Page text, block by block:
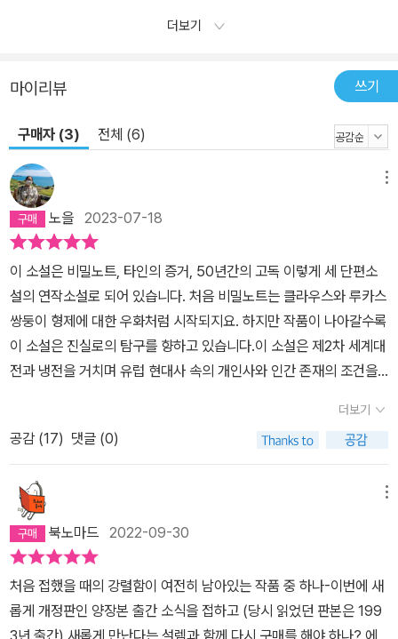
더보기
마이리뷰 쓰기
구매자 (3) 전체 (6)
노을 2023-07-18
이 소설은 비밀노트, 타인의 증거, 50년간의 고독 이렇게 세 단편소
설의 연작소설로 되어 있습니다. 처음 비밀노트는 클라우스와 루카스
쌍둥이 형제에 대한 우화처럼 시작되지요. 하지만 작품이 나아갈수록
이 소설은 진실로의 탐구를 향하고 있습니다.이 소설은 제2차 세계대
전과 냉전을 거치며 유럽 현대사 속의 개인사와 인간 존재의 조건을
영혼을 그리지요.감정을 배재한 채 건조하고 정확하게 표현한 인간
존재의 불확실성과 상실, 그리고 회복의 서사는 깊은 독서의 즐거움
을 줍니다.확실히 유럽인들에게 제2차 세계대전은 많은 상흔을 남긴
듯 합니다. 유럽의 현대사를 다룬 뛰어난 소설이 계속해서 나오네요.
확실히 제2차 세계대전은 있어서는 안되었던 비극이었지 싶습니다.
더보기
공감 (17) 댓글 (0)
북노마드 2022-09-30
처음 접했을 때의 강렬함이 여전히 남아있는 작품 중 하나-이번에 새
롭게 개정판인 양장본 출간 소식을 접하고 (당시 읽었던 판본은 199